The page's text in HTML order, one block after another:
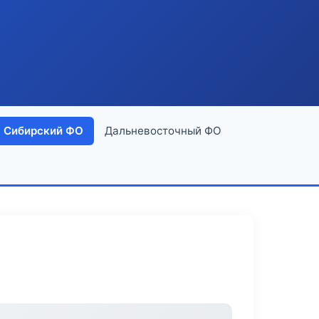
Сибирский ФО Дальневосточный ФО